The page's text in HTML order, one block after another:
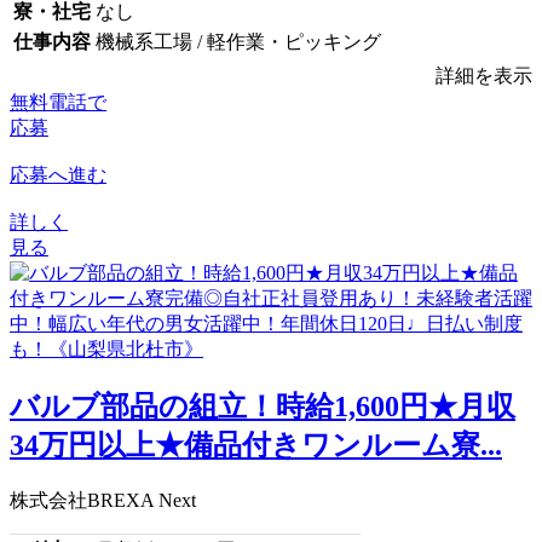
寮・社宅 なし
仕事内容 機械系工場 / 軽作業・ピッキング
詳細を表示
無料電話で
応募
応募へ進む
詳しく
見る
バルブ部品の組立！時給1,600円★月収
34万円以上★備品付きワンルーム寮...
株式会社BREXA Next